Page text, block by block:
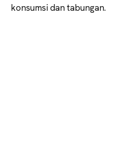
konsumsi dan tabungan.